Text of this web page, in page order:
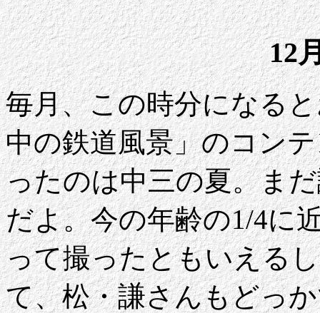
12
毎月、この時分になる
中の鉄道風景」のコン
ったのは中三の夏。ま
だよ。今の年齢の1/4に
って撮ったともいえる
て、松・謙さんもどっ